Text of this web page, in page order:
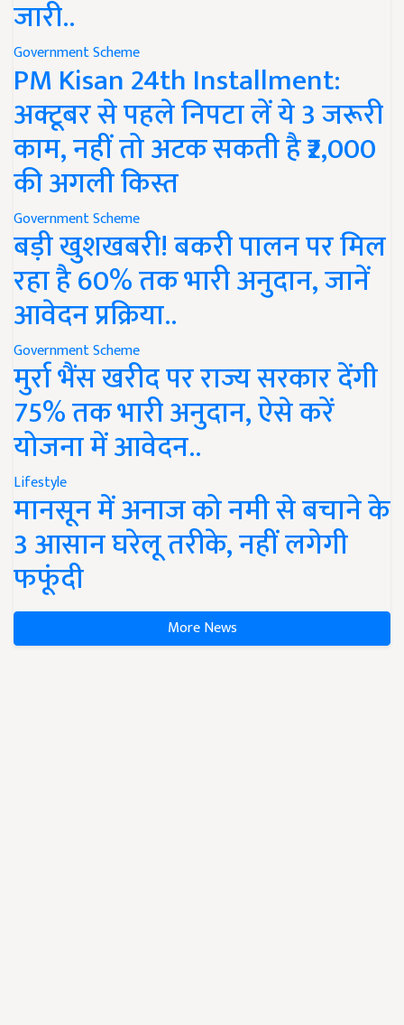
जारी..
Government Scheme
PM Kisan 24th Installment:
अक्टूबर से पहले निपटा लें ये 3 जरूरी
काम, नहीं तो अटक सकती है ₹2,000
की अगली किस्त
Government Scheme
बड़ी खुशखबरी! बकरी पालन पर मिल
रहा है 60% तक भारी अनुदान, जानें
आवेदन प्रक्रिया..
Government Scheme
मुर्रा भैंस खरीद पर राज्य सरकार देंगी
75% तक भारी अनुदान, ऐसे करें
योजना में आवेदन..
Lifestyle
मानसून में अनाज को नमी से बचाने के
3 आसान घरेलू तरीके, नहीं लगेगी
फफूंदी
More News